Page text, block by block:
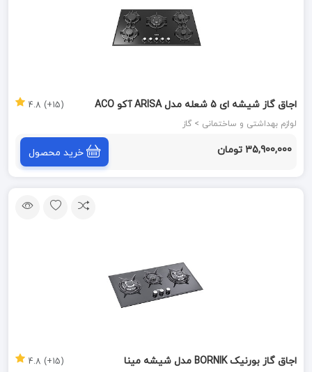
اجاق گاز شیشه ای 5 شعله مدل ARISA آکو ACO
لوازم بهداشتی و ساختمانی > گاز
(15+) 4.8
35,900,000 تومان خرید محصول
اجاق گاز بورنیک BORNIK مدل شیشه مینا (15+) 4.8